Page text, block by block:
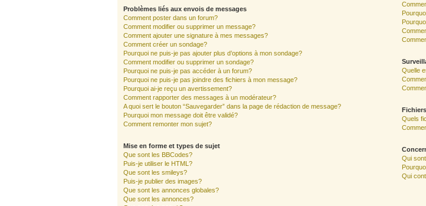
Problèmes liés aux envois de messages
Comment poster dans un forum?
Comment modifier ou supprimer un message?
Comment ajouter une signature à mes messages?
Comment créer un sondage?
Pourquoi ne puis-je pas ajouter plus d’options à mon sondage?
Comment modifier ou supprimer un sondage?
Pourquoi ne puis-je pas accéder à un forum?
Pourquoi ne puis-je pas joindre des fichiers à mon message?
Pourquoi ai-je reçu un avertissement?
Comment rapporter des messages à un modérateur?
A quoi sert le bouton “Sauvegarder” dans la page de rédaction de message?
Pourquoi mon message doit être validé?
Comment remonter mon sujet?
Mise en forme et types de sujet
Que sont les BBCodes?
Puis-je utiliser le HTML?
Que sont les smileys?
Puis-je publier des images?
Que sont les annonces globales?
Que sont les annonces?
Quelle
Quels
Qui
Qui